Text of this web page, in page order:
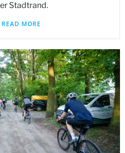
Stadtrand.
READ MORE